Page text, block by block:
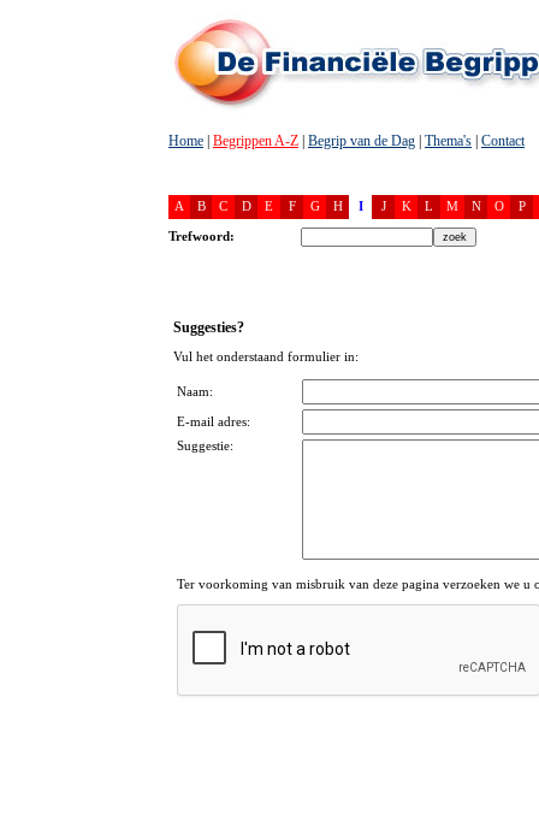
Home Begrippen A-Z Begrip van de Dag Thema's Contact
A B C D E F G H I J K L M N O P
Trefwoord:
Suggesties?
Vul het onderstaand formulier in:
Naam:
E-mail adres:
Suggestie:
Ter voorkoming van misbruik van deze pagina verzoeken we u